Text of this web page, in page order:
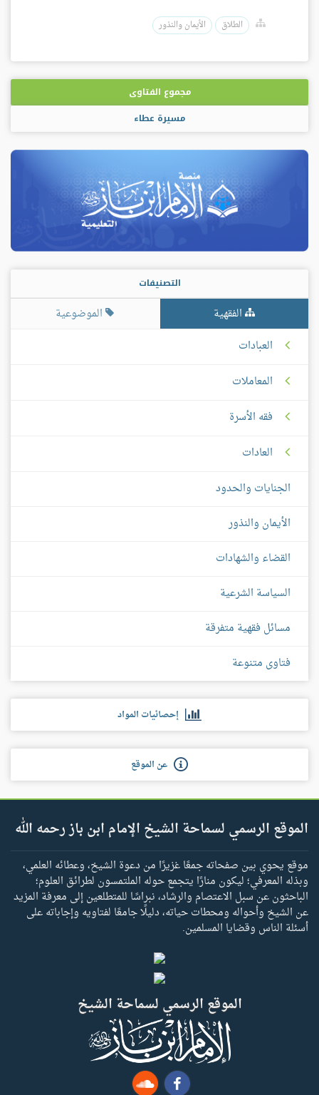
الطلاق الأيمان والنذور
مجموع الفتاوى
مسيرة عطاء
التصنيفات
الفقهية
الموضوعية
العبادات
المعاملات
فقه الأسرة
العادات
الجنايات والحدود
الأيمان والنذور
القضاء والشهادات
السياسة الشرعية
مسائل فقهية متفرقة
فتاوى متنوعة
إحصائيات المواد
عن الموقع
الموقع الرسمي لسماحة الشيخ الإمام ابن باز رحمه الله
موقع يحوي بين صفحاته جمعًا غزيرًا من دعوة الشيخ، وعطائه العلمي،
وبذله المعرفي؛ ليكون منارًا يتجمع حوله الملتمسون لطرائق العلوم؛
الباحثون عن سبل الاعتصام والرشاد، نبراسًا للمتطلعين إلى معرفة المزيد
عن الشيخ وأحواله ومحطات حياته، دليلًا جامعًا لفتاويه وإجاباته على
أسئلة الناس وقضايا المسلمين.
الموقع الرسمي لسماحة الشيخ